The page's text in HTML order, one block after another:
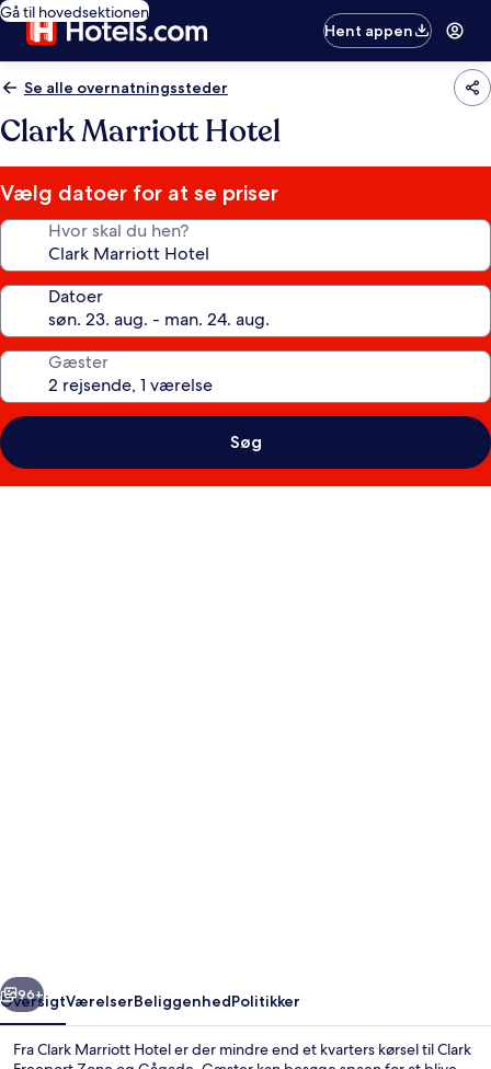
Gå til hovedsektionen
Hent appen
Se alle overnatningssteder
Clark Marriott Hotel
Vælg datoer for at se priser
Hvor skal du hen?
Datoer
Gæster
Søg
Næste
96+
OversigtVærelserBeliggenhedPolitikker
Fra Clark Marriott Hotel er der mindre end et kvarters kørsel til Clark